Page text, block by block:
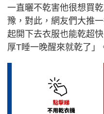
一直曬不乾害他很想買
豫，對此，網友們大推
起開下去衣服也能乾超
厚T睡一晚醒來就乾了」